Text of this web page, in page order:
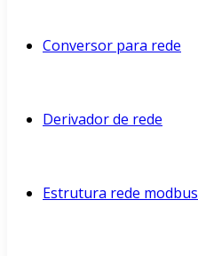
Conversor para rede
Derivador de rede
Estrutura rede modbus